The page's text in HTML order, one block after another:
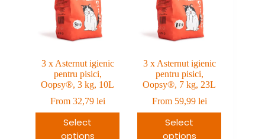
3 x Asternut igienic
pentru pisici,
Oopsy®, 3 kg, 10L
From 32,79 lei
Select
options
3 x Asternut igienic
pentru pisici,
Oopsy®, 7 kg, 23L
From 59,99 lei
Select
options